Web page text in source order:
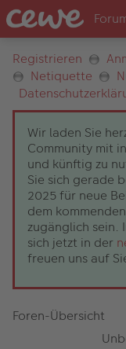
Registrieren
Netiquette
Wir laden Sie
Community mit
und künftig zu
Sie sich gerade
2025 für neue
dem
zugänglich sein.
sich jetzt in der
freuen uns auf
Foren-Übersicht